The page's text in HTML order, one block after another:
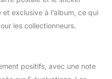
exclusive à l’album, ce qui
les collectionneurs.
positifs, avec une note